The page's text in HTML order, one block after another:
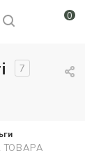
0
7
ТОВАРА